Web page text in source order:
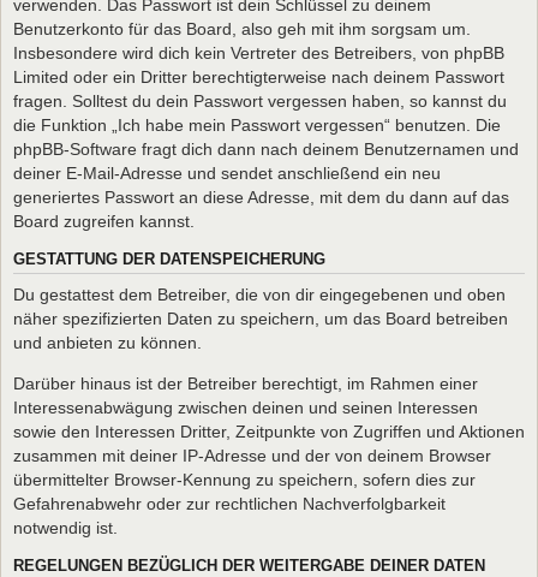
verwenden. Das Passwort ist dein Schlüssel zu deinem
Benutzerkonto für das Board, also geh mit ihm sorgsam um.
Insbesondere wird dich kein Vertreter des Betreibers, von phpBB
Limited oder ein Dritter berechtigterweise nach deinem Passwort
fragen. Solltest du dein Passwort vergessen haben, so kannst du
die Funktion „Ich habe mein Passwort vergessen“ benutzen. Die
phpBB-Software fragt dich dann nach deinem Benutzernamen und
deiner E-Mail-Adresse und sendet anschließend ein neu
generiertes Passwort an diese Adresse, mit dem du dann auf das
Board zugreifen kannst.
GESTATTUNG DER DATENSPEICHERUNG
Du gestattest dem Betreiber, die von dir eingegebenen und oben
näher spezifizierten Daten zu speichern, um das Board betreiben
und anbieten zu können.
Darüber hinaus ist der Betreiber berechtigt, im Rahmen einer
Interessenabwägung zwischen deinen und seinen Interessen
sowie den Interessen Dritter, Zeitpunkte von Zugriffen und Aktionen
zusammen mit deiner IP-Adresse und der von deinem Browser
übermittelter Browser-Kennung zu speichern, sofern dies zur
Gefahrenabwehr oder zur rechtlichen Nachverfolgbarkeit
notwendig ist.
REGELUNGEN BEZÜGLICH DER WEITERGABE DEINER DATEN